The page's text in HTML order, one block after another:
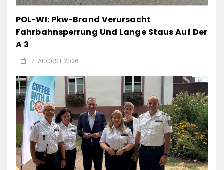
POL-WI: Pkw-Brand Verursacht
Fahrbahnsperrung Und Lange Staus Auf Der
A 3
7. AUGUST 2026